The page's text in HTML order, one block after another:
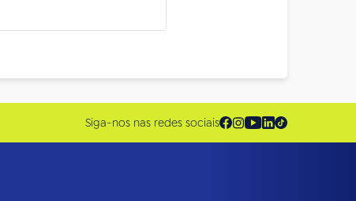
Siga-nos nas redes sociais